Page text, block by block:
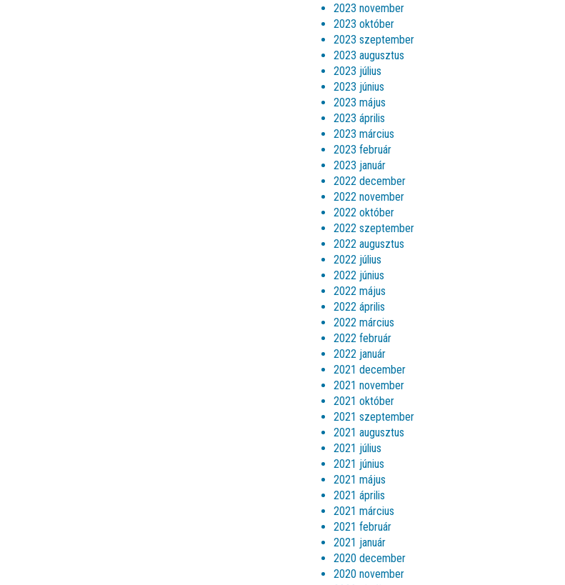
2023 november
2023 október
2023 szeptember
2023 augusztus
2023 július
2023 június
2023 május
2023 április
2023 március
2023 február
2023 január
2022 december
2022 november
2022 október
2022 szeptember
2022 augusztus
2022 július
2022 június
2022 május
2022 április
2022 március
2022 február
2022 január
2021 december
2021 november
2021 október
2021 szeptember
2021 augusztus
2021 július
2021 június
2021 május
2021 április
2021 március
2021 február
2021 január
2020 december
2020 november